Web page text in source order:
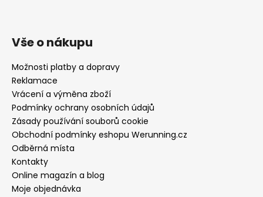
Vše o nákupu
Možnosti platby a dopravy
Reklamace
Vrácení a výměna zboží
Podmínky ochrany osobních údajů
Zásady používání souborů cookie
Obchodní podmínky eshopu Werunning.cz
Odběrná místa
Kontakty
Online magazín a blog
Moje objednávka